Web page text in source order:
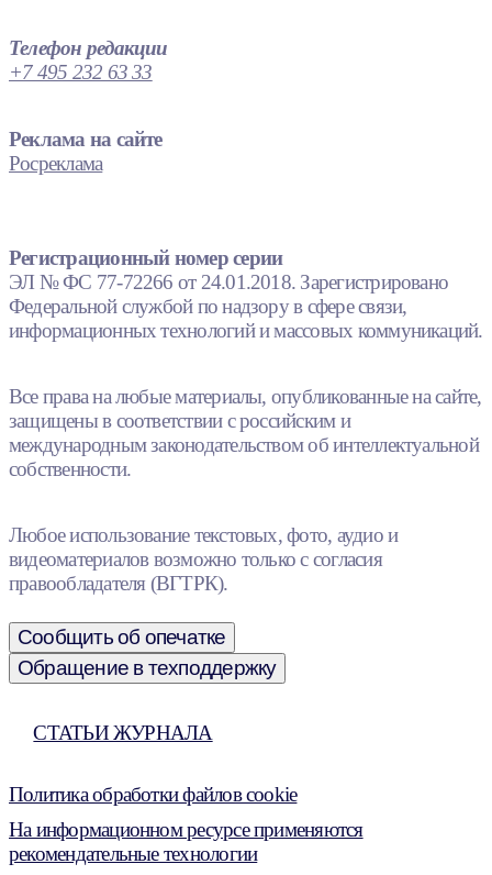
Телефон редакции
+7 495 232 63 33
Реклама на сайте
Росреклама
Регистрационный номер серии
ЭЛ № ФС 77-72266 от 24.01.2018. Зарегистрировано
Федеральной службой по надзору в сфере связи,
информационных технологий и массовых коммуникаций.
Все права на любые материалы, опубликованные на сайте,
защищены в соответствии с российским и
международным законодательством об интеллектуальной
собственности.
Любое использование текстовых, фото, аудио и
видеоматериалов возможно только с согласия
правообладателя (ВГТРК).
Сообщить об опечатке
Обращение в техподдержку
СТАТЬИ ЖУРНАЛА
Политика обработки файлов cookie
На информационном ресурсе применяются
рекомендательные технологии